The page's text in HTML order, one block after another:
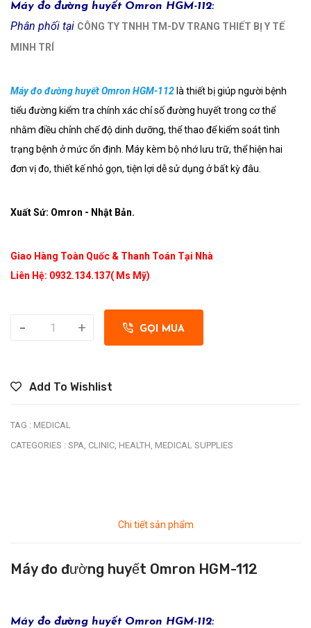
Máy đo đường huyết Omron HGM-112:
Phân phối tại CÔNG TY TNHH TM-DV TRANG THIẾT BỊ Y TẾ
MINH TRÍ
Máy đo đường huyết Omron HGM-112 là thiết bị giúp người bệnh
tiểu đường kiểm tra chính xác chỉ số đường huyết trong cơ thể
nhằm điều chỉnh chế độ dinh dưỡng, thể thao để kiểm soát tình
trạng bệnh ở mức ổn định. Máy kèm bộ nhớ lưu trữ, thể hiện hai
đơn vị đo, thiết kế nhỏ gọn, tiện lợi dễ sử dụng ở bất kỳ đâu.
Xuất Sứ: Omron - Nhật Bản.
Giao Hàng Toàn Quốc & Thanh Toán Tại Nhà
Liên Hệ: 0932.134.137( Ms Mỹ)
- + GỌI MUA
Add To Wishlist
TAG : MEDICAL
CATEGORIES : SPA, CLINIC, HEALTH, MEDICAL SUPPLIES
Chi tiết sản phẩm
Máy đo đường huyết Omron HGM-112
Máy đo đường huyết Omron HGM-112: